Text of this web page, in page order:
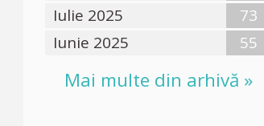
Iulie 2025
73
Iunie 2025
55
Mai multe din arhivă »